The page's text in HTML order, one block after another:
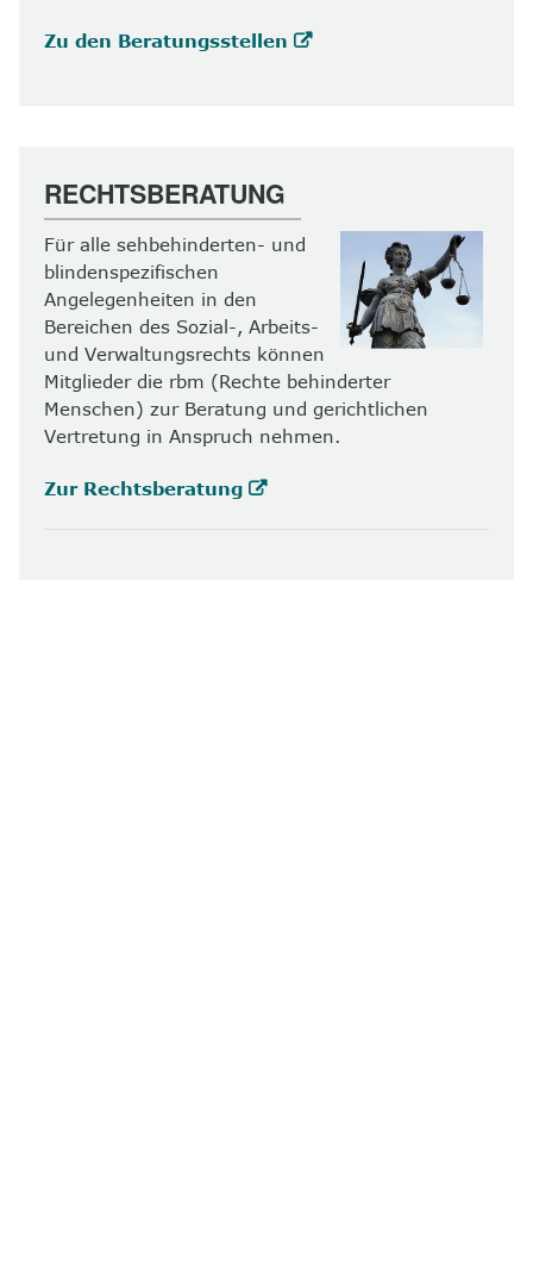
Zu den Beratungsstellen
RECHTSBERATUNG
Für alle sehbehinderten- und
blindenspezifischen
Angelegenheiten in den
Bereichen des Sozial-, Arbeits-
und Verwaltungsrechts können
Mitglieder die rbm (Rechte behinderter
Menschen) zur Beratung und gerichtlichen
Vertretung in Anspruch nehmen.
Zur Rechtsberatung